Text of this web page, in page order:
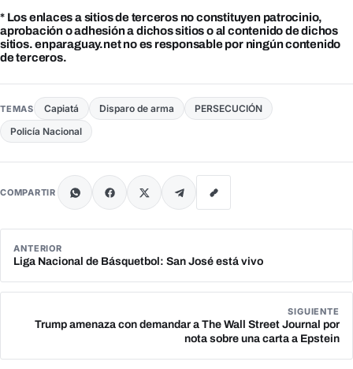
* Los enlaces a sitios de terceros no constituyen patrocinio,
aprobación o adhesión a dichos sitios o al contenido de dichos
sitios. enparaguay.net no es responsable por ningún contenido
de terceros.
TEMAS Capiatá Disparo de arma
PERSECUCIÓN
Policía Nacional
COMPARTIR
ANTERIOR
Liga Nacional de Básquetbol: San José está vivo
SIGUIENTE
Trump amenaza con demandar a The Wall Street Journal por
nota sobre una carta a Epstein